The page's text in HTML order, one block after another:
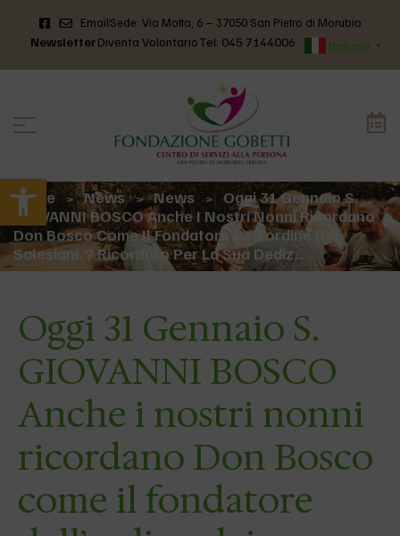
Apri la barra degli strumenti
EmailSede: Via Motta, 6 – 37050 San Pietro di Morubio
NewsletterDiventa VolontarioTel: 045 7144006 Italiano ▼
Home > News > News >
Oggi 31 Gennaio S.
GIOVANNI BOSCO Anche I Nostri Nonni Ricordano
Don Bosco Come Il Fondatore Dell’ordine Dei
Salesiani. ? Ricordato Per La Sua Dediz…
Oggi 31 Gennaio S.
GIOVANNI BOSCO
Anche i nostri nonni
ricordano Don Bosco
come il fondatore